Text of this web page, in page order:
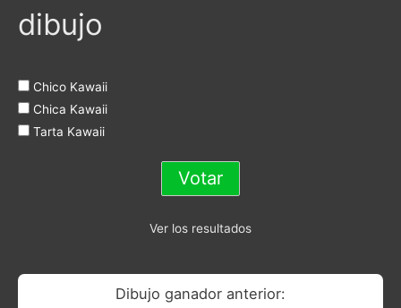
dibujo
Chico Kawaii
Chica Kawaii
Tarta Kawaii
Ver los resultados
Dibujo ganador anterior: